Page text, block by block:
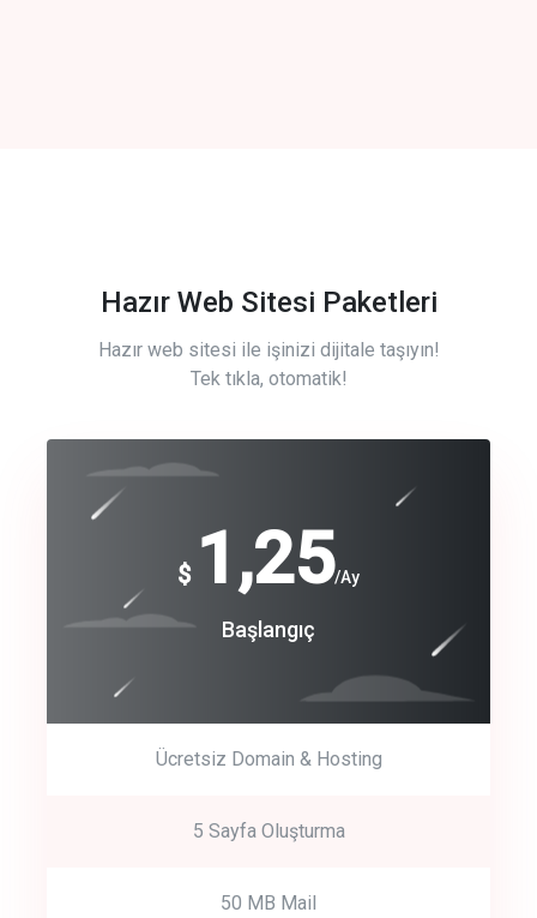
Hazır Web Sitesi Paketleri
Hazır web sitesi ile işinizi dijitale taşıyın!
Tek tıkla, otomatik!
$ 1,25/Ay
Başlangıç
Ücretsiz Domain & Hosting
5 Sayfa Oluşturma
50 MB Mail
Free
Basic